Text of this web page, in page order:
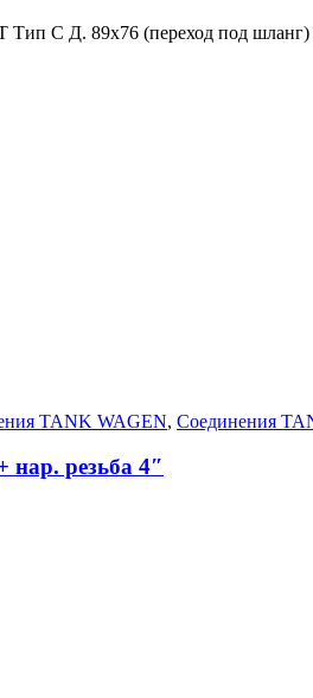
Тип C Д. 89х76 (переход под шланг)
TANK WAGEN, Соединения
резьба 4″